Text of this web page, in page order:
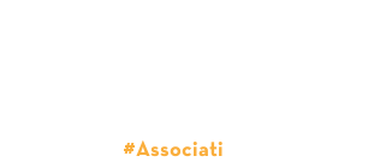
#Associati